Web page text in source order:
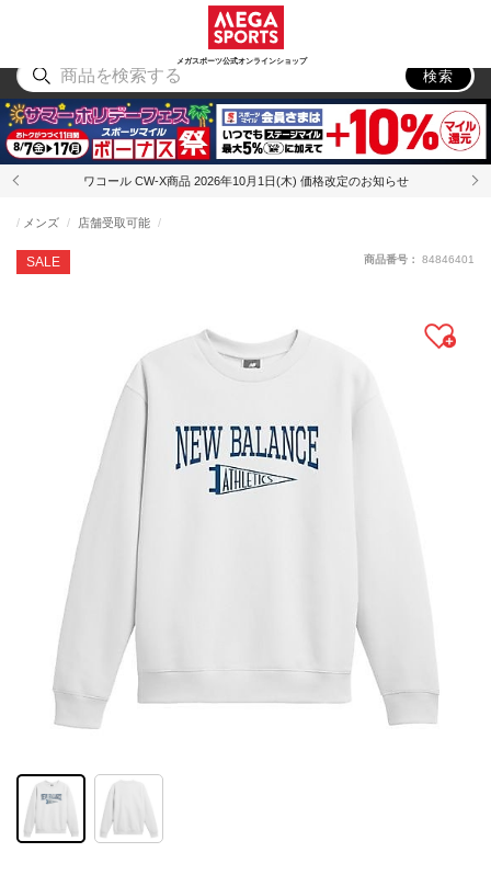
メガスポーツ公式オンラインショップ
アウトドア
検索
ワコール CW-X商品 2026年10月1日(木) 価格改定のお知らせ
SALE
メンズ 店舗受取可能
商品番号： 84846401